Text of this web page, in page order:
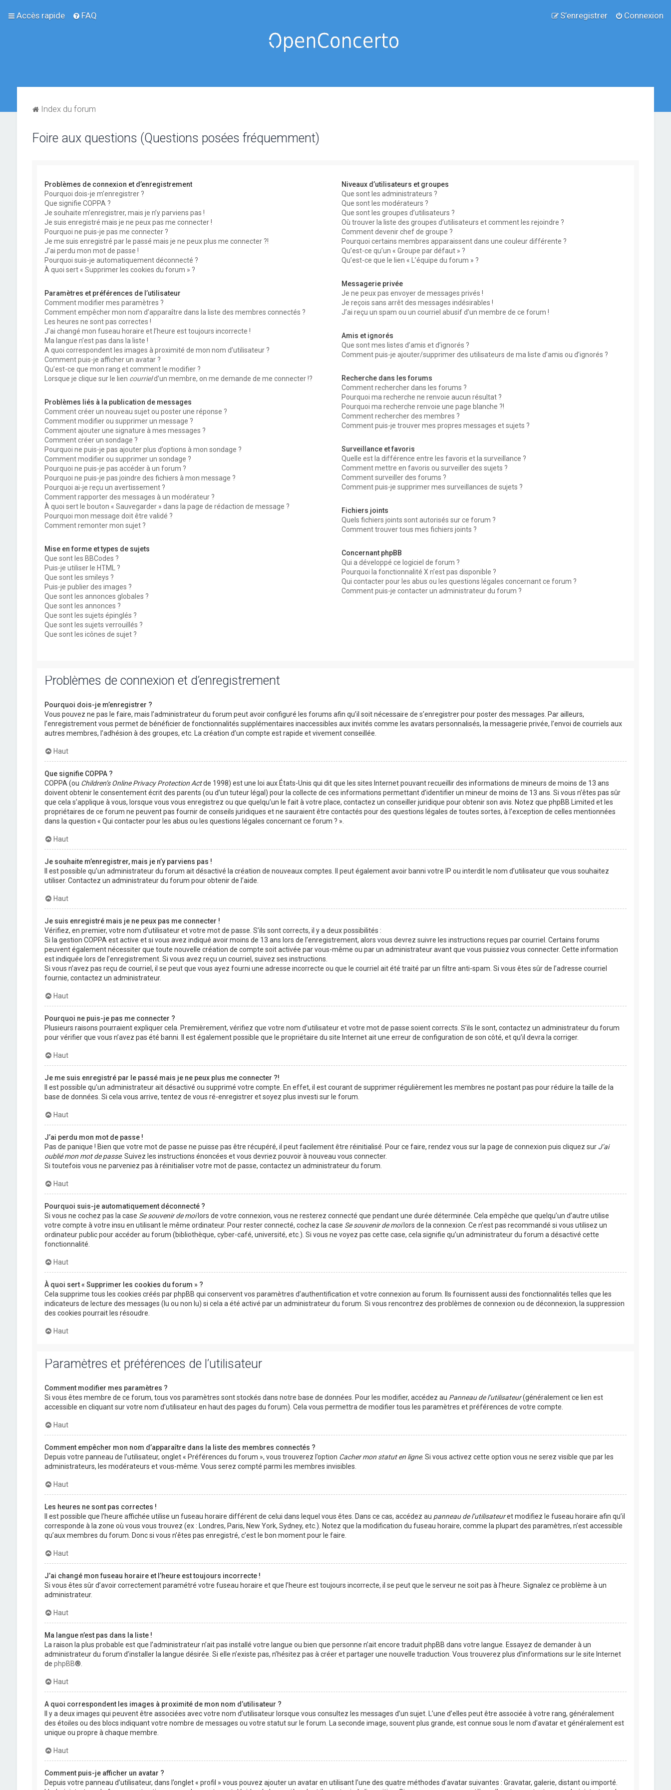
Accès rapide FAQ Connexion
S’enregistrer
Index du forum
Foire aux questions (Questions posées fréquemment)
Problèmes de connexion et d’enregistrement
Pourquoi dois-je m’enregistrer ?
Que signifie COPPA ?
Je souhaite m’enregistrer, mais je n’y parviens pas !
Je suis enregistré mais je ne peux pas me connecter !
Pourquoi ne puis-je pas me connecter ?
Je me suis enregistré par le passé mais je ne peux plus me connecter ?!
J’ai perdu mon mot de passe !
Pourquoi suis-je automatiquement déconnecté ?
À quoi sert « Supprimer les cookies du forum » ?
Paramètres et préférences de l’utilisateur
Comment modifier mes paramètres ?
Comment empêcher mon nom d’apparaître dans la liste des membres connectés ?
Les heures ne sont pas correctes !
J’ai changé mon fuseau horaire et l’heure est toujours incorrecte !
Ma langue n’est pas dans la liste !
A quoi correspondent les images à proximité de mon nom d’utilisateur ?
Comment puis-je afficher un avatar ?
Qu’est-ce que mon rang et comment le modifier ?
Lorsque je clique sur le lien courrield’un membre, on me demande de me connecter !?
Problèmes liés à la publication de messages
Comment créer un nouveau sujet ou poster une réponse ?
Comment modifier ou supprimer un message ?
Comment ajouter une signature à mes messages ?
Comment créer un sondage ?
Pourquoi ne puis-je pas ajouter plus d’options à mon sondage ?
Comment modifier ou supprimer un sondage ?
Pourquoi ne puis-je pas accéder à un forum ?
Pourquoi ne puis-je pas joindre des fichiers à mon message ?
Pourquoi ai-je reçu un avertissement ?
Comment rapporter des messages à un modérateur ?
À quoi sert le bouton « Sauvegarder » dans la page de rédaction de message ?
Pourquoi mon message doit être validé ?
Comment remonter mon sujet ?
Mise en forme et types de sujets
Que sont les BBCodes ?
Puis-je utiliser le HTML ?
Que sont les smileys ?
Puis-je publier des images ?
Que sont les annonces globales ?
Que sont les annonces ?
Que sont les sujets épinglés ?
Que sont les sujets verrouillés ?
Que sont les icônes de sujet ?
Niveaux d’utilisateurs et groupes
Que sont les administrateurs ?
Que sont les modérateurs ?
Que sont les groupes d’utilisateurs ?
Où trouver la liste des groupes d’utilisateurs et comment les rejoindre ?
Comment devenir chef de groupe ?
Pourquoi certains membres apparaissent dans une couleur différente ?
Qu’est-ce qu’un « Groupe par défaut » ?
Qu’est-ce que le lien « L’équipe du forum » ?
Messagerie privée
Je ne peux pas envoyer de messages privés !
Je reçois sans arrêt des messages indésirables !
J’ai reçu un spam ou un courriel abusif d’un membre de ce forum !
Amis et ignorés
Que sont mes listes d’amis et d’ignorés ?
Comment puis-je ajouter/supprimer des utilisateurs de ma liste d’amis ou d’ignorés ?
Recherche dans les forums
Comment rechercher dans les forums ?
Pourquoi ma recherche ne renvoie aucun résultat ?
Pourquoi ma recherche renvoie une page blanche ?!
Comment rechercher des membres ?
Comment puis-je trouver mes propres messages et sujets ?
Surveillance et favoris
Quelle est la différence entre les favoris et la surveillance ?
Comment mettre en favoris ou surveiller des sujets ?
Comment surveiller des forums ?
Comment puis-je supprimer mes surveillances de sujets ?
Fichiers joints
Quels fichiers joints sont autorisés sur ce forum ?
Comment trouver tous mes fichiers joints ?
Concernant phpBB
Qui a développé ce logiciel de forum ?
Pourquoi la fonctionnalité X n’est pas disponible ?
Qui contacter pour les abus ou les questions légales concernant ce forum ?
Comment puis-je contacter un administrateur du forum ?
Problèmes de connexion et d’enregistrement
Pourquoi dois-je m’enregistrer ?
Vous pouvez ne pas le faire, mais l’administrateur du forum peut avoir configuré les forums afin qu’il soit nécessaire de s’enregistrer pour poster des messages. Par ailleurs,
l’enregistrement vous permet de bénéficier de fonctionnalités supplémentaires inaccessibles aux invités comme les avatars personnalisés, la messagerie privée, l’envoi de courriels aux
autres membres, l’adhésion à des groupes, etc. La création d’un compte est rapide et vivement conseillée.
Haut
Que signifie COPPA ?
COPPA (ou Children’s Online Privacy Protection Actde 1998) est une loi aux États-Unis qui dit que les sites Internet pouvant recueillir des informations de mineurs de moins de 13 ans
doivent obtenir le consentement écrit des parents (ou d’un tuteur légal) pour la collecte de ces informations permettant d’identifier un mineur de moins de 13 ans. Si vous n’êtes pas sûr
que cela s’applique à vous, lorsque vous vous enregistrez ou que quelqu’un le fait à votre place, contactez un conseiller juridique pour obtenir son avis. Notez que phpBB Limited et les
propriétaires de ce forum ne peuvent pas fournir de conseils juridiques et ne sauraient être contactés pour des questions légales de toutes sortes, à l’exception de celles mentionnées
dans la question « Qui contacter pour les abus ou les questions légales concernant ce forum ? ».
Haut
Je souhaite m’enregistrer, mais je n’y parviens pas !
Il est possible qu’un administrateur du forum ait désactivé la création de nouveaux comptes. Il peut également avoir banni votre IP ou interdit le nom d’utilisateur que vous souhaitez
utiliser. Contactez un administrateur du forum pour obtenir de l’aide.
Haut
Je suis enregistré mais je ne peux pas me connecter !
Vérifiez, en premier, votre nom d’utilisateur et votre mot de passe. S’ils sont corrects, il y a deux possibilités :
Si la gestion COPPA est active et si vous avez indiqué avoir moins de 13 ans lors de l’enregistrement, alors vous devrez suivre les instructions reçues par courriel. Certains forums
peuvent également nécessiter que toute nouvelle création de compte soit activée par vous-même ou par un administrateur avant que vous puissiez vous connecter. Cette information
est indiquée lors de l’enregistrement. Si vous avez reçu un courriel, suivez ses instructions.
Si vous n’avez pas reçu de courriel, il se peut que vous ayez fourni une adresse incorrecte ou que le courriel ait été traité par un filtre anti-spam. Si vous êtes sûr de l’adresse courriel
fournie, contactez un administrateur.
Haut
Pourquoi ne puis-je pas me connecter ?
Plusieurs raisons pourraient expliquer cela. Premièrement, vérifiez que votre nom d’utilisateur et votre mot de passe soient corrects. S’ils le sont, contactez un administrateur du forum
pour vérifier que vous n’avez pas été banni. Il est également possible que le propriétaire du site Internet ait une erreur de configuration de son côté, et qu’il devra la corriger.
Haut
Je me suis enregistré par le passé mais je ne peux plus me connecter ?!
Il est possible qu’un administrateur ait désactivé ou supprimé votre compte. En effet, il est courant de supprimer régulièrement les membres ne postant pas pour réduire la taille de la
base de données. Si cela vous arrive, tentez de vous ré-enregistrer et soyez plus investi sur le forum.
Haut
J’ai perdu mon mot de passe !
Pas de panique ! Bien que votre mot de passe ne puisse pas être récupéré, il peut facilement être réinitialisé. Pour ce faire, rendez vous sur la page de connexion puis cliquez sur J’ai
oublié mon mot de passe. Suivez les instructions énoncées et vous devriez pouvoir à nouveau vous connecter.
Si toutefois vous ne parveniez pas à réinitialiser votre mot de passe, contactez un administrateur du forum.
Haut
Pourquoi suis-je automatiquement déconnecté ?
Si vous ne cochez pas la case Se souvenir de moilors de votre connexion, vous ne resterez connecté que pendant une durée déterminée. Cela empêche que quelqu’un d’autre utilise
votre compte à votre insu en utilisant le même ordinateur. Pour rester connecté, cochez la case Se souvenir de moilors de la connexion. Ce n’est pas recommandé si vous utilisez un
ordinateur public pour accéder au forum (bibliothèque, cyber-café, université, etc.). Si vous ne voyez pas cette case, cela signifie qu’un administrateur du forum a désactivé cette
fonctionnalité.
Haut
À quoi sert « Supprimer les cookies du forum » ?
Cela supprime tous les cookies créés par phpBB qui conservent vos paramètres d’authentification et votre connexion au forum. Ils fournissent aussi des fonctionnalités telles que les
indicateurs de lecture des messages (lu ou non lu) si cela a été activé par un administrateur du forum. Si vous rencontrez des problèmes de connexion ou de déconnexion, la suppression
des cookies pourrait les résoudre.
Haut
Paramètres et préférences de l’utilisateur
Comment modifier mes paramètres ?
Si vous êtes membre de ce forum, tous vos paramètres sont stockés dans notre base de données. Pour les modifier, accédez au Panneau de l’utilisateur(généralement ce lien est
accessible en cliquant sur votre nom d’utilisateur en haut des pages du forum). Cela vous permettra de modifier tous les paramètres et préférences de votre compte.
Haut
Comment empêcher mon nom d’apparaître dans la liste des membres connectés ?
Depuis votre panneau de l’utilisateur, onglet « Préférences du forum », vous trouverez l’option Cacher mon statut en ligne. Si vous activez cette option vous ne serez visible que par les
administrateurs, les modérateurs et vous-même. Vous serez compté parmi les membres invisibles.
Haut
Les heures ne sont pas correctes !
Il est possible que l’heure affichée utilise un fuseau horaire différent de celui dans lequel vous êtes. Dans ce cas, accédez au panneau de l’utilisateuret modifiez le fuseau horaire afin qu’il
corresponde à la zone où vous vous trouvez (ex : Londres, Paris, New York, Sydney, etc.). Notez que la modification du fuseau horaire, comme la plupart des paramètres, n’est accessible
qu’aux membres du forum. Donc si vous n’êtes pas enregistré, c’est le bon moment pour le faire.
Haut
J’ai changé mon fuseau horaire et l’heure est toujours incorrecte !
Si vous êtes sûr d’avoir correctement paramétré votre fuseau horaire et que l’heure est toujours incorrecte, il se peut que le serveur ne soit pas à l’heure. Signalez ce problème à un
administrateur.
Haut
Ma langue n’est pas dans la liste !
La raison la plus probable est que l’administrateur n’ait pas installé votre langue ou bien que personne n’ait encore traduit phpBB dans votre langue. Essayez de demander à un
administrateur du forum d’installer la langue désirée. Si elle n’existe pas, n’hésitez pas à créer et partager une nouvelle traduction. Vous trouverez plus d’informations sur le site Internet
de phpBB®.
Haut
A quoi correspondent les images à proximité de mon nom d’utilisateur ?
Il y a deux images qui peuvent être associées avec votre nom d’utilisateur lorsque vous consultez les messages d’un sujet. L’une d’elles peut être associée à votre rang, généralement
des étoiles ou des blocs indiquant votre nombre de messages ou votre statut sur le forum. La seconde image, souvent plus grande, est connue sous le nom d’avatar et généralement est
unique ou propre à chaque membre.
Haut
Comment puis-je afficher un avatar ?
Depuis votre panneau d’utilisateur, dans l’onglet « profil » vous pouvez ajouter un avatar en utilisant l’une des quatre méthodes d’avatar suivantes : Gravatar, galerie, distant ou importé.